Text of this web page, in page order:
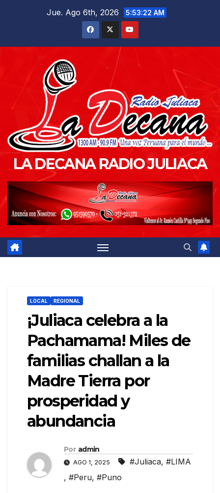
Jue. Ago 6th, 2026 5:53:24 AM
LA DECANA RADIO JULIACA
LOCAL REGIONAL
¡Juliaca celebra a la
Pachamama! Miles de
familias challan a la
Madre Tierra por
prosperidad y
abundancia
Por admin
AGO 1, 2025 #Juliaca, #LIMA
, #Peru, #Puno